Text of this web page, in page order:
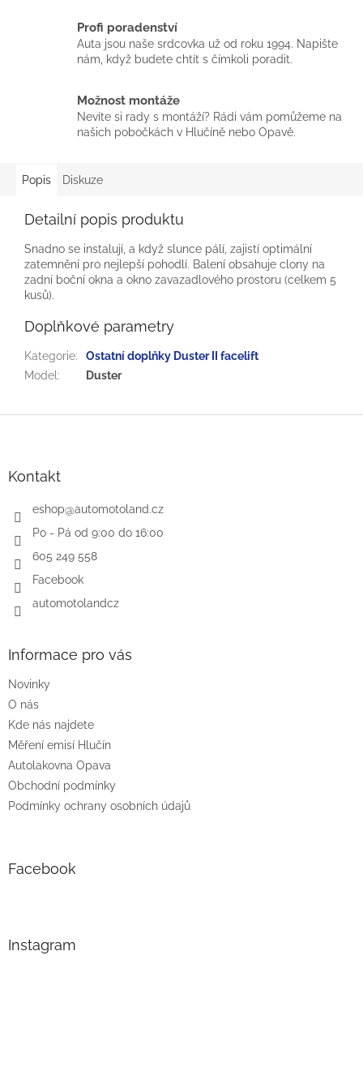
Profi poradenství
Auta jsou naše srdcovka už od roku 1994. Napište
nám, když budete chtít s čímkoli poradit.
Možnost montáže
Nevíte si rady s montáží? Rádi vám pomůžeme na
našich pobočkách v Hlučíně nebo Opavě.
Popis Diskuze
Detailní popis produktu
Snadno se instalují, a když slunce pálí, zajistí optimální
zatemnění pro nejlepší pohodlí. Balení obsahuje clony na
zadní boční okna a okno zavazadlového prostoru (celkem 5
kusů).
Doplňkové parametry
Kategorie:
Ostatní doplňky Duster II facelift
Model : Duster
Kontakt
eshop@automotoland.cz
Po - Pá od 9:00 do 16:00
605 249 558
Facebook
automotolandcz
Informace pro vás
Novinky
O nás
Kde nás najdete
Měření emisí Hlučín
Autolakovna Opava
Obchodní podmínky
Podmínky ochrany osobních údajů
Facebook
Instagram